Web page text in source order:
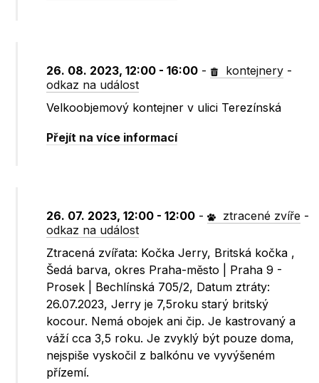
26. 08. 2023, 12:00 - 16:00 - kontejnery -
odkaz na událost
Velkoobjemový kontejner v ulici Terezínská
Přejít na více informací
26. 07. 2023, 12:00 - 12:00 - ztracené zvíře -
odkaz na událost
Ztracená zvířata: Kočka Jerry, Britská kočka ,
Šedá barva, okres Praha-město | Praha 9 -
Prosek | Bechlínská 705/2, Datum ztráty:
26.07.2023, Jerry je 7,5roku starý britský
kocour. Nemá obojek ani čip. Je kastrovaný a
váží cca 3,5 roku. Je zvyklý být pouze doma,
nejspiše vyskočil z balkónu ve vyvýšeném
přízemí.